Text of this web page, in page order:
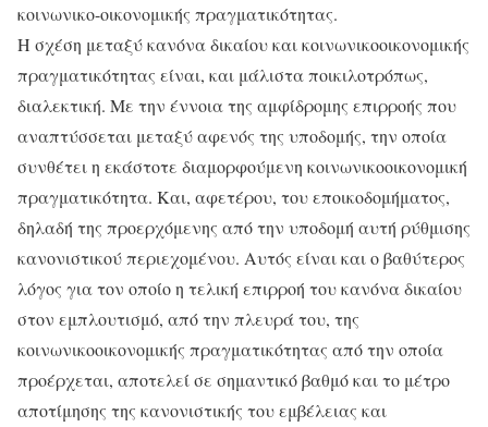
κοινωνικο-οικονομικής πραγματικότητας.
Η σχέση μεταξύ κανόνα δικαίου και κοινωνικοοικονομικής
πραγματικότητας είναι, και μάλιστα ποικιλοτρόπως,
διαλεκτική. Με την έννοια της αμφίδρομης επιρροής που
αναπτύσσεται μεταξύ αφενός της υποδομής, την οποία
συνθέτει η εκάστοτε διαμορφούμενη κοινωνικοοικονομική
πραγματικότητα. Και, αφετέρου, του εποικοδομήματος,
δηλαδή της προερχόμενης από την υποδομή αυτή ρύθμισης
κανονιστικού περιεχομένου. Αυτός είναι και ο βαθύτερος
λόγος για τον οποίο η τελική επιρροή του κανόνα δικαίου
στον εμπλουτισμό, από την πλευρά του, της
κοινωνικοοικονομικής πραγματικότητας από την οποία
προέρχεται, αποτελεί σε σημαντικό βαθμό και το μέτρο
αποτίμησης της κανονιστικής του εμβέλειας και